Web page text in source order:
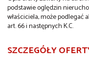
podstawie oględzin
właściciela, może podlegać
art. 66 i następnych K.C.
SZCZEGÓŁY